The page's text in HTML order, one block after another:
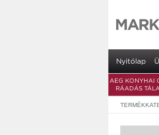
Nyitólap
AEG KONYHAI
RÁADÁS